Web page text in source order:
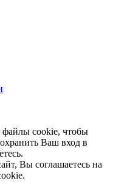
файлы cookie, чтобы
Ваш вход в
Вы соглашаетесь на